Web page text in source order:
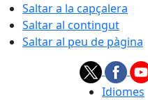
Saltar a la capçalera
Saltar al contingut
Saltar al peu de pàgina
Idiomes